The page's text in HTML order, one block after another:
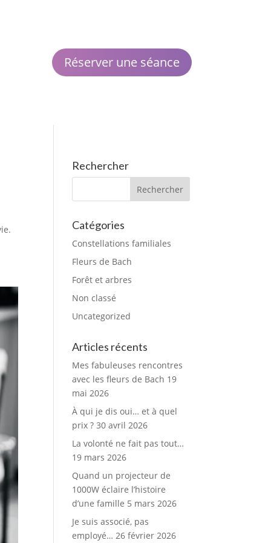
Réserver une séance
Rechercher
Catégories
Constellations familiales
Fleurs de Bach
Forêt et arbres
Non classé
Uncategorized
Articles récents
Mes fabuleuses rencontres
avec les fleurs de Bach 19
mai 2026
À qui je dis oui… et à quel
prix ? 30 avril 2026
La volonté ne fait pas tout…
19 mars 2026
Quand un projecteur de
1000W éclaire l’histoire
d’une famille 5 mars 2026
Je suis associé, pas
employé… 26 février 2026